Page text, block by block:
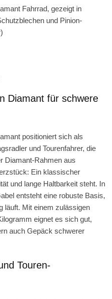
Fahrrad, gezeigt in
und Pinion-
Diamant für schwere
positioniert sich als
und Tourenfahrer, die
Diamant-Rahmen aus
Ein klassischer
und lange Haltbarkeit steht. In
entsteht eine robuste Basis,
läuft. Mit einem zulässigen
eignet es sich gut,
auch Gepäck schwerer
Touren-